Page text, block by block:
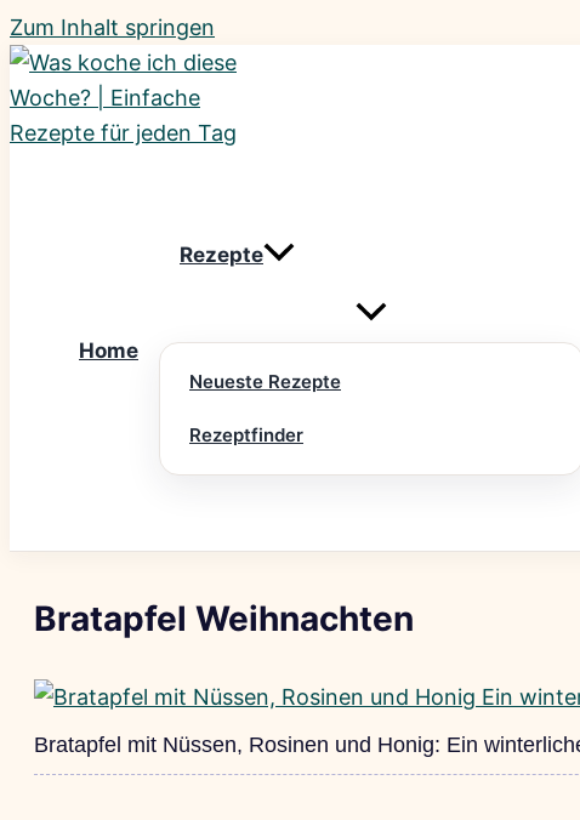
Zum Inhalt springen
Home
Rezepte
Neueste Rezepte
Rezeptfinder
Bratapfel Weihnachten
Bratapfel mit Nüssen, Rosinen und Honig: Ein